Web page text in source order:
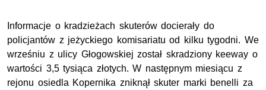
Informacje o kradzieżach skuterów docierały do
policjantów z jeżyckiego komisariatu od kilku tygodni. We
wrześniu z ulicy Głogowskiej został skradziony keeway o
wartości 3,5 tysiąca złotych. W następnym miesiącu z
rejonu osiedla Kopernika zniknął skuter marki benelli za